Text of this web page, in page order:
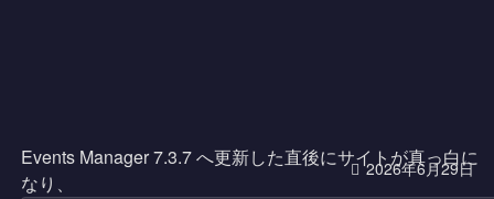
2026年6月29日
Events Manager 7.3.7 へ更新した直後にサイトが真っ白に
なり、